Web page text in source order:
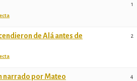
1
de Alá antes de
2
narrado por Mateo 4